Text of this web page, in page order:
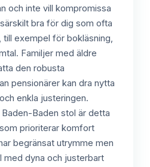
och inte vill kompromissa
bra för dig som ofta
till exempel för bokläsning,
Familjer med äldre
den robusta
pensionärer kan dra nytta
enkla justeringen.
Baden stol är detta
prioriterar komfort
begränsat utrymme men
med dyna och justerbart